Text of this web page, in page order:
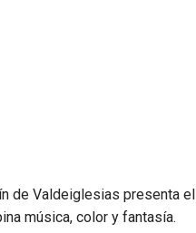
de Valdeiglesias presenta
música, color y fantasía.